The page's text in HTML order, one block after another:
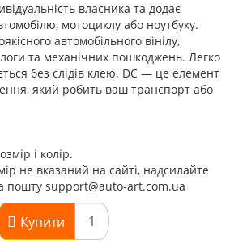
власника та додає
мотоциклу або ноутбуку.
автомобільного вінілу,
та механічних пошкоджень. Легко
без слідів клею. DC — це елемент
який робить ваш транспорт або
і колір.
не вказаний на сайті, надсилайте
пошту support@auto-art.com.ua
Купити